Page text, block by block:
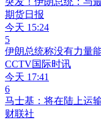
期货日报
今天 15:24
5
伊朗总统称没有力量
CCTV国际时讯
今天 17:41
6
马士基：将在陆上运
财联社